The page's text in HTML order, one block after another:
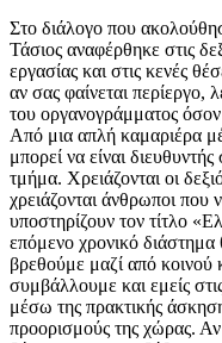
Στο διάλογο που
Τάσιος αναφέρθηκε στις
εργασίας και στις κενές
αν σας φαίνεται περίεργο,
του οργανογράμματος
Από μια απλή καμαριέρα
μπορεί να είναι
τμήμα. Χρειάζονται οι
χρειάζονται άνθρωποι
υποστηρίζουν τον τίτλο
επόμενο χρονικό
βρεθούμε μαζί από
συμβάλλουμε και εμείς
μέσω της πρακτικής
προορισμούς της χώρας.